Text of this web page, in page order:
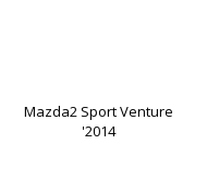
Mazda2 Sport Venture
'2014